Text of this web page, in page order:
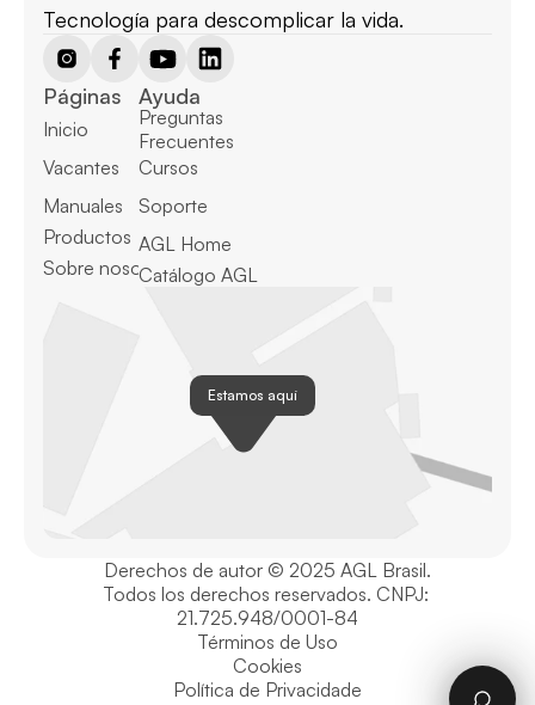
Tecnología para descomplicar la vida.
Páginas
Inicio
Vacantes
Manuales
Productos
Sobre nosotros
Ayuda
Preguntas
Frecuentes
Cursos
Soporte
AGL Home
Catálogo AGL
Estamos aquí
Derechos de autor © 2025 AGL Brasil.
Todos los derechos reservados. CNPJ:
21.725.948/0001-84
Términos de Uso
Cookies
Política de Privacidade